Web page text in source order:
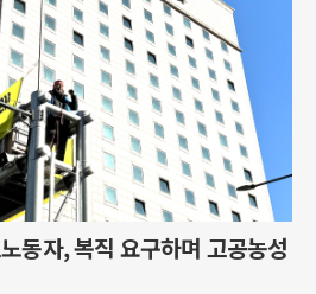
동자, 복직 요구하며 고공농성